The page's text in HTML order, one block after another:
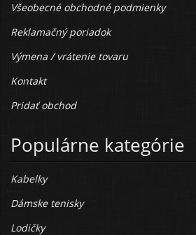
Všeobecné obchodné podmienky
Reklamačný poriadok
Výmena / vrátenie tovaru
Kontakt
Pridať obchod
Populárne kategórie
Kabelky
Dámske tenisky
Lodičky